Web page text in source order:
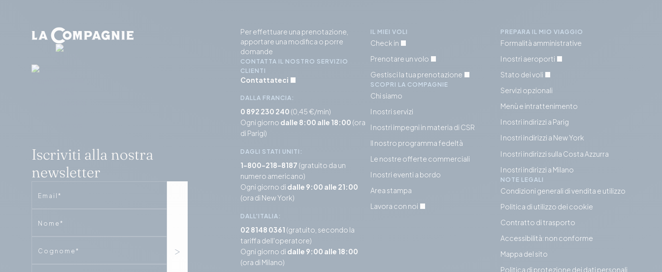
Iscriviti alla nostra
newsletter
Per effettuare una prenotazione,
apportare una modifica o porre
domande
CONTATTA IL NOSTRO SERVIZIO
CLIENTI
Contattateci
DALLA FRANCIA:
0 892 230 240 (0,45 €/min)
Ogni giorno dalle 8:00 alle 18:00 (ora
di Parigi)
DAGLI STATI UNITI:
1-800-218-8187 (gratuito da un
numero americano)
Ogni giorno di dalle 9:00 alle 21:00
(ora di New York)
DALL'ITALIA:
02 8148 0361 (gratuito, secondo la
tariffa dell'operatore)
Ogni giorno di dalle 9:00 alle 18:00
(ora di Milano)
IL MIEI VOLI
Check in
Prenotare un volo
Gestisci la tua prenotazione
SCOPRI LA COMPAGNIE
Chi siamo
I nostri servizi
I nostri impegni in materia di CSR
Il nostro programma fedeltà
Le nostre offerte commerciali
I nostri eventi a bordo
Area stampa
Lavora con noi
PREPARA IL MIO VIAGGIO
Formalità amministrative
I nostri aeroporti
Stato dei voli
Servizi opzionali
Menù e intrattenimento
I nostri indirizzi a Parig
I nostri indirizzi a New York
I nostri indirizzi sulla Costa Azzurra
I nostri indirizzi a Milano
NOTE LEGALI
Condizioni generali di vendita e utilizzo
Politica di utilizzo dei cookie
Contratto di trasporto
Accessibilità: non conforme
Mappa del sito
Politica di protezione dei dati personali